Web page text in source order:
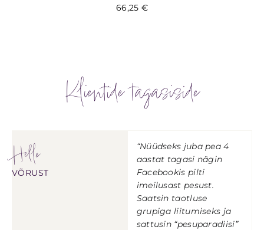
66,25 €
Klientide tagasiside
Helle
VÕRUST
“Nüüdseks juba pea 4
aastat tagasi nägin
Facebookis pilti
imeilusast pesust.
Saatsin taotluse
grupiga liitumiseks ja
sattusin “pesuparadiisi”